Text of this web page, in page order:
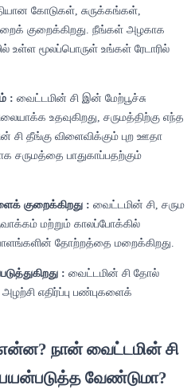
கோடுகள், சுருக்கங்கள்,
குறைக்கிறது. நீங்கள் அழகாக
உள்ள மூலப்பொருள் உங்கள் ரேடாரில்
: வைட்டமின் சி இன் மேற்பூச்சு
உதவுகிறது, சருமத்திற்கு எந்த
சி தீங்கு விளைவிக்கும் புற ஊதா
சருமத்தை பாதுகாப்பதற்கும்
குறைக்கிறது : வைட்டமின் சி, சரும
மற்றும் காலப்போக்கில்
தோற்றத்தை மறைக்கிறது.
: வைட்டமின் சி தோல்
எதிர்ப்பு பண்புகளைக்
என்ன? நான் வைட்டமின் சி
வேண்டுமா?